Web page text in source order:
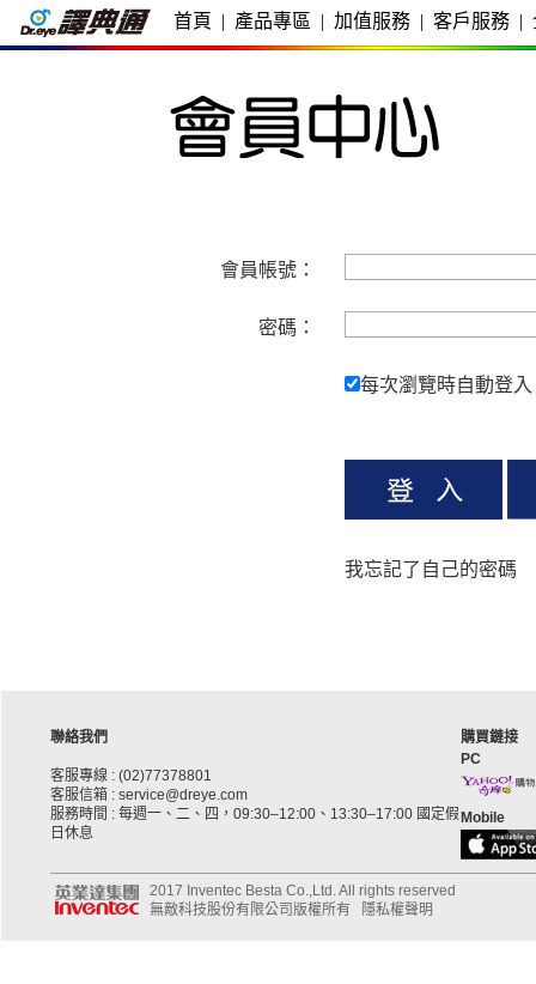
首頁 | 產品專區 | 加值服務 | 客戶服務 |
會員帳號：
密碼：
每次瀏覽時自動登入
我忘記了自己的密碼
聯絡我們
客服專線 : (02)77378801
客服信箱 : service@dreye.com
服務時間 : 每週一、二、四，09:30–12:00、13:30–17:00 國定假
日休息
購買鏈接
PC
Mobile
2017 Inventec Besta Co.,Ltd. All rights reserved
無敵科技股份有限公司版權所有
隱私權聲明